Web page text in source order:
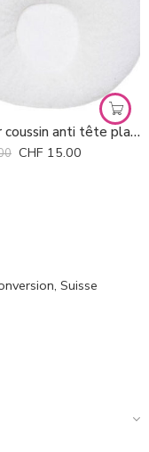
Oreiller coussin anti tête plate P’tit Panda Candide *
CHF 15.00
Suisse